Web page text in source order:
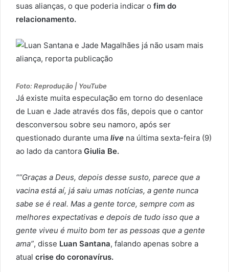
suas alianças, o que poderia indicar o fim do
relacionamento.
Foto: Reprodução | YouTube
Já existe muita especulação em torno do desenlace
de Luan e Jade através dos fãs, depois que o cantor
desconversou sobre seu namoro, após ser
questionado durante uma live na última sexta-feira (9)
ao lado da cantora Giulia Be.
““Graças a Deus, depois desse susto, parece que a
vacina está aí, já saiu umas notícias, a gente nunca
sabe se é real. Mas a gente torce, sempre com as
melhores expectativas e depois de tudo isso que a
gente viveu é muito bom ter as pessoas que a gente
ama”, disse Luan Santana, falando apenas sobre a
atual crise do coronavírus.